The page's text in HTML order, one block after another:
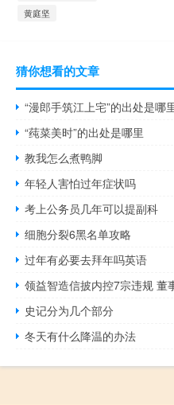
黄庭坚
猜你想看的文章
“漫郎手筑江上宅”的出处是哪
“莼菜美时”的出处是哪里
教我怎么煮鸭脚
年轻人害怕过年症状吗
考上公务员几年可以提副科
细胞分裂6黑名单攻略
过年有必要去拜年吗英语
领益智造信披内控7宗违规 董
史记分为几个部分
冬天有什么降温的办法